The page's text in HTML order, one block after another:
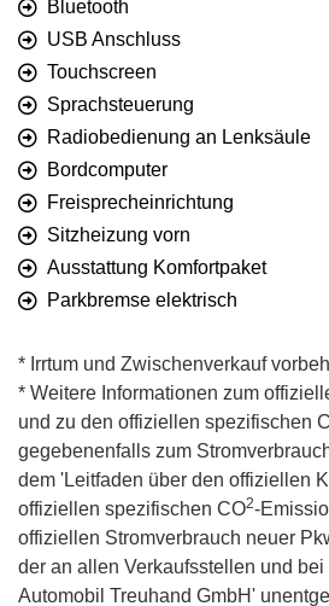
Bluetooth
USB Anschluss
Touchscreen
Sprachsteuerung
Radiobedienung an Lenksäule
Bordcomputer
Freisprecheinrichtung
Sitzheizung vorn
Ausstattung Komfortpaket
Parkbremse elektrisch
* Irrtum und Zwischenverkauf
* Weitere Informationen zum
und zu den offiziellen spezifischen
gegebenenfalls zum
dem 'Leitfaden über den offiziellen
offiziellen spezifischen CO2-
offiziellen Stromverbrauch neuer
der an allen Verkaufsstellen und
Automobil Treuhand GmbH'